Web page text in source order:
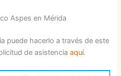
Aspes en Mérida
puede hacerlo a través de este
de asistenciaaquí.